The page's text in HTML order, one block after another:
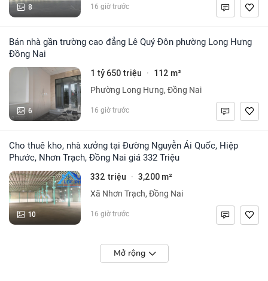
8 16 giờ trước
Bán nhà gần trường cao đẳng Lê Quý Đôn phường Long Hưng
Đồng Nai
6
1 tỷ 650 triệu · 112 m²
Phường Long Hưng, Đồng Nai
16 giờ trước
Cho thuê kho, nhà xưởng tại Đường Nguyễn Ái Quốc, Hiệp
Phước, Nhơn Trạch, Đồng Nai giá 332 Triệu
10
332 triệu · 3,200 m²
Xã Nhơn Trạch, Đồng Nai
16 giờ trước
Mở rộng